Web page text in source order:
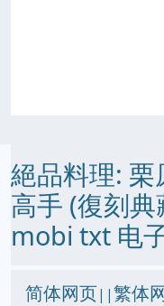
絕品料理:
高手 (復刻
mobi txt 电
简体网页||繁体